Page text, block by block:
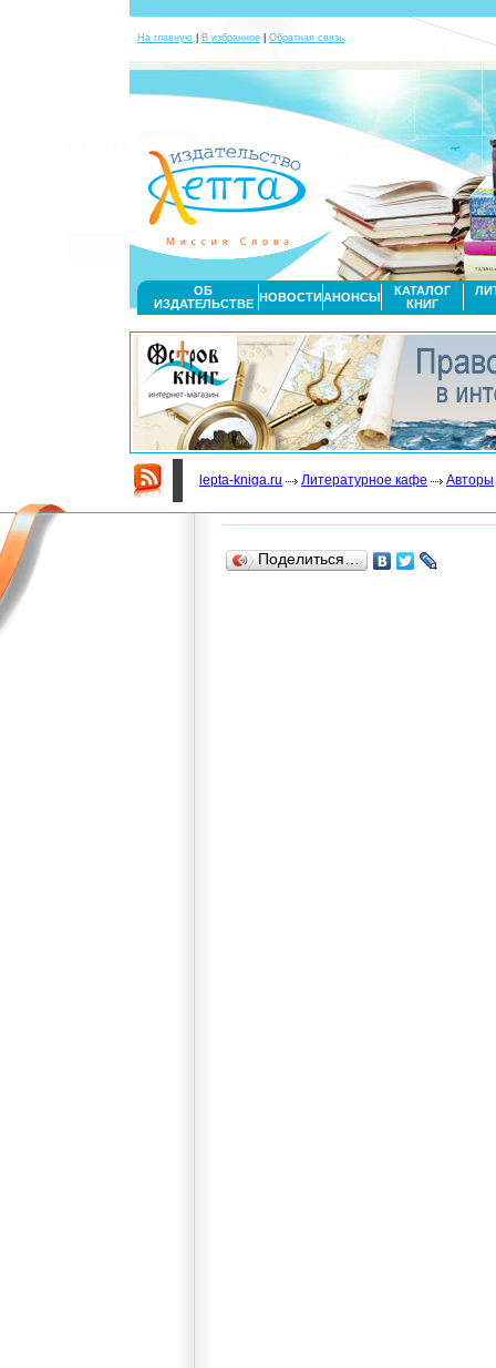
На главную В избранное Обратная связь
ОБ
ИЗДАТЕЛЬСТВЕ НОВОСТИАНОНСЫ
КАТАЛОГ
КНИГ
lepta-kniga.ru Литературное кафе Авторы
Поделиться…